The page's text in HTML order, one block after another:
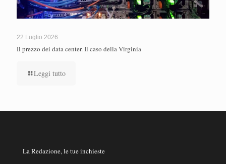
22 Luglio 2026
Il prezzo dei data center. Il caso della Virginia
Leggi tutto
La Redazione, le tue inchieste